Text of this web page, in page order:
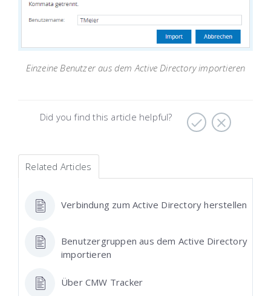
Einzeine Benutzer aus dem Active Directory importieren
Did you find this article helpful?
Related Articles
Verbindung zum Active Directory herstellen
Benutzergruppen aus dem Active Directory
importieren
Über CMW Tracker